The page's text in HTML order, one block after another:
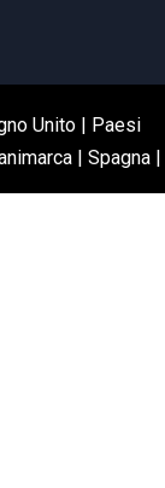
Unito| Paesi
| Spagna |